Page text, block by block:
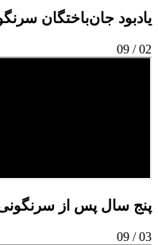
یادبود جان‌باختگان
02
/
09
پنج سال پس از سرنگونی
03
/
09